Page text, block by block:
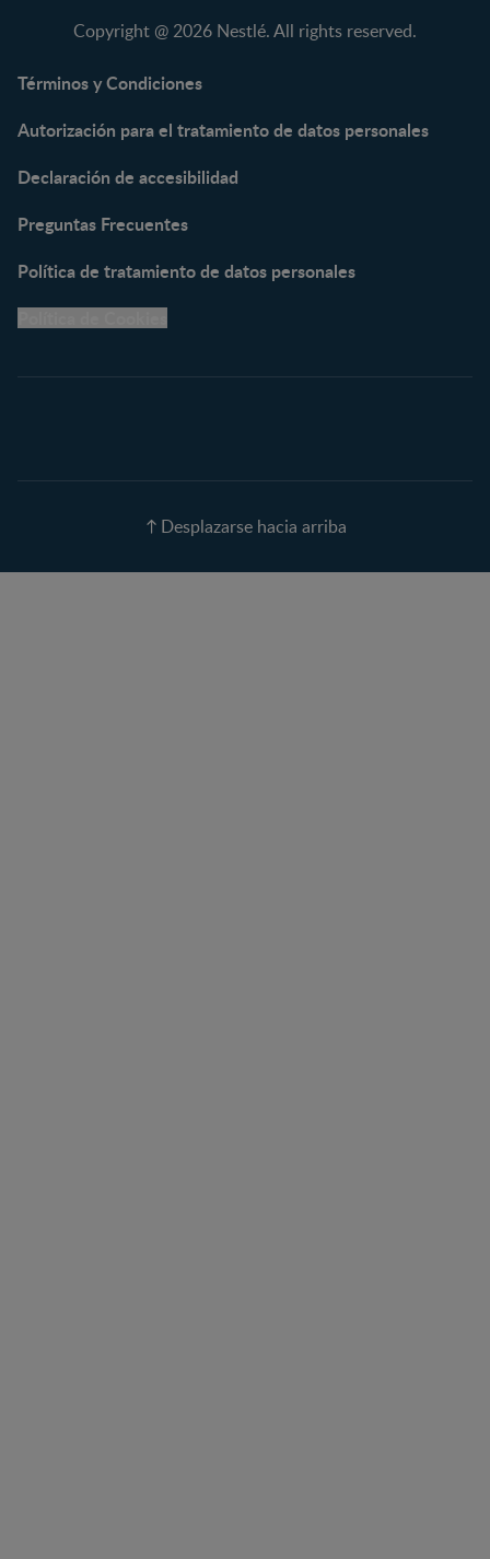
NAN® Optipro® 3
NAN® Supreme 3
NESTUM®
NESCARE®
Herramientas
Calculadora de color de
Copyright @ 2026 Nestlé. All rights reserved.
Términos y Condiciones
Autorización para el tratamiento de datos personales
Declaración de accesibilidad
Preguntas Frecuentes
Política de tratamiento de datos personales
Desplazarse hacia arriba